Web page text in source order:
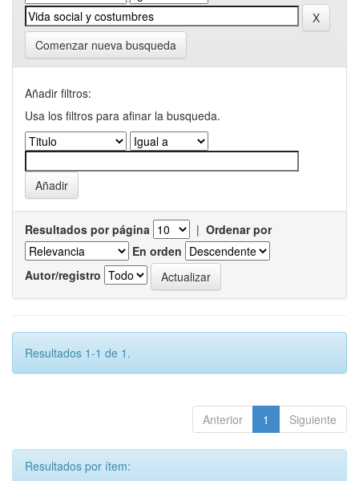
Comenzar nueva busqueda
Añadir filtros:
Usa los filtros para afinar la busqueda.
Resultados por página | Ordenar por
En orden
Autor/registro
Resultados 1-1 de 1.
Anterior 1 Siguiente
Resultados por ítem: